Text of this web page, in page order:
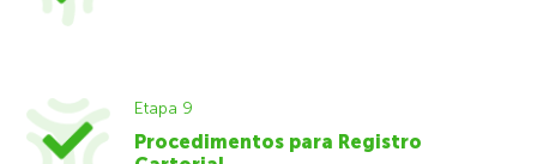
Etapa 9
Procedimentos para Registro